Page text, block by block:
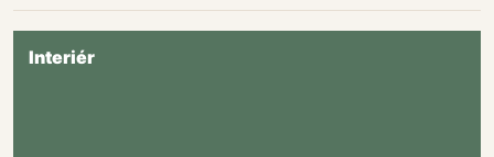
Interiér